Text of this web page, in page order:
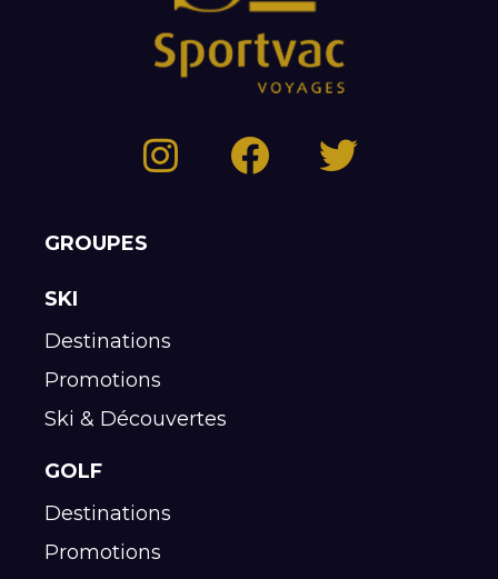
GROUPES
SKI
Destinations
Promotions
Ski & Découvertes
GOLF
Destinations
Promotions